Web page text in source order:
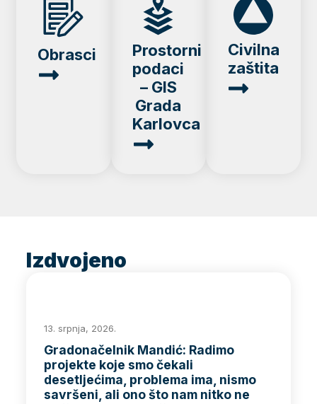
Obrasci
Prostorni
podaci
– GIS
Grada
Karlovca
Civilna
zaštita
Izdvojeno
13. srpnja, 2026.
Gradonačelnik Mandić: Radimo
projekte koje smo čekali
desetljećima, problema ima, nismo
savršeni, ali ono što nam nitko ne